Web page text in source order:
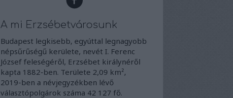
A mi Erzsébetvárosunk
Budapest legkisebb, egyúttal legnagyobb
népsűrűségű kerülete, nevét I. Ferenc
József feleségéről, Erzsébet királynéről
kapta 1882-ben. Területe 2,09 km²,
2019-ben a névjegyzékben lévő
választópolgárok száma 42 127 fő.